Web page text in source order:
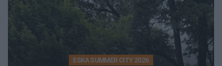
ESKA SUMMER CITY 2026